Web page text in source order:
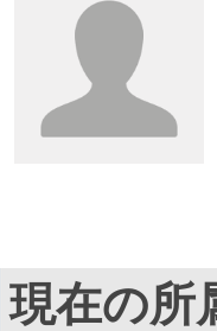
現在の所